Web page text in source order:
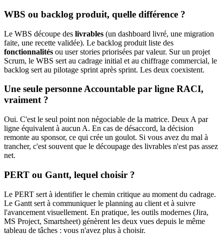
WBS ou backlog produit, quelle différence ?
Le WBS découpe des livrables (un dashboard livré, une migration
faite, une recette validée). Le backlog produit liste des
fonctionnalités ou user stories priorisées par valeur. Sur un projet
Scrum, le WBS sert au cadrage initial et au chiffrage commercial, le
backlog sert au pilotage sprint après sprint. Les deux coexistent.
Une seule personne Accountable par ligne RACI,
vraiment ?
Oui. C'est le seul point non négociable de la matrice. Deux A par
ligne équivalent à aucun A. En cas de désaccord, la décision
remonte au sponsor, ce qui crée un goulot. Si vous avez du mal à
trancher, c'est souvent que le découpage des livrables n'est pas assez
net.
PERT ou Gantt, lequel choisir ?
Le PERT sert à identifier le chemin critique au moment du cadrage.
Le Gantt sert à communiquer le planning au client et à suivre
l'avancement visuellement. En pratique, les outils modernes (Jira,
MS Project, Smartsheet) génèrent les deux vues depuis le même
tableau de tâches : vous n'avez plus à choisir.